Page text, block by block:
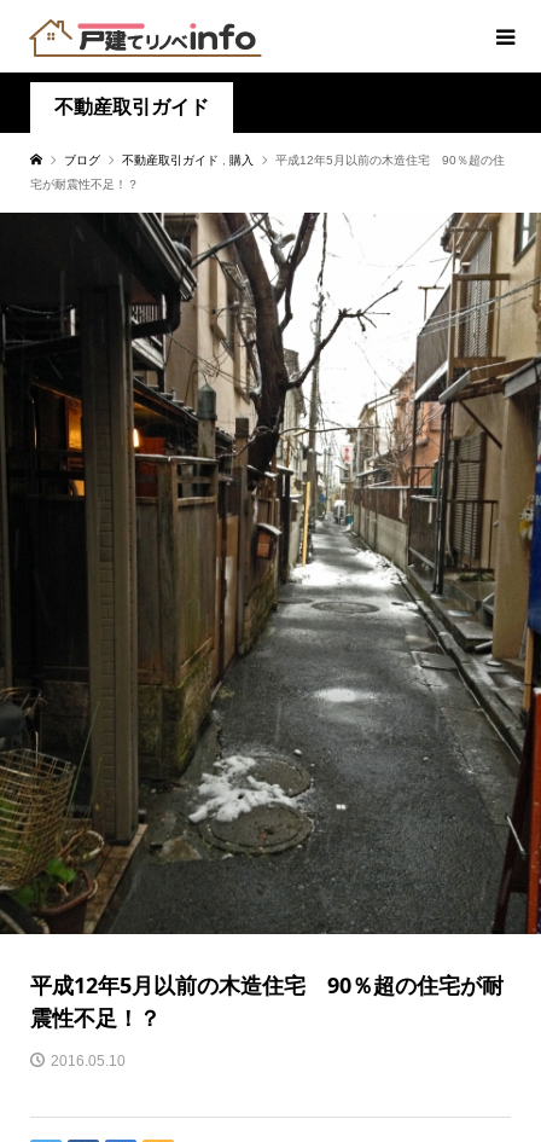
不動産取引ガイド
ブログ 不動産取引ガイド 購入
平成12年5月以前の木造住宅 90％超の住
宅が耐震性不足！？
平成12年5月以前の木造住宅 90％超の住宅が耐
震性不足！？
2016.05.10